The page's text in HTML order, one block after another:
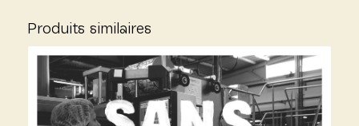
Produits similaires